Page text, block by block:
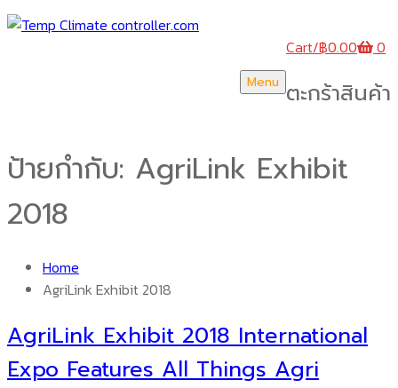
Menu
Cart/฿0.00 0
ตะกร้าสินค้า
ป้ายกำกับ: AgriLink Exhibit
2018
Home
AgriLink Exhibit 2018
AgriLink Exhibit 2018 International
Expo Features All Things Agri